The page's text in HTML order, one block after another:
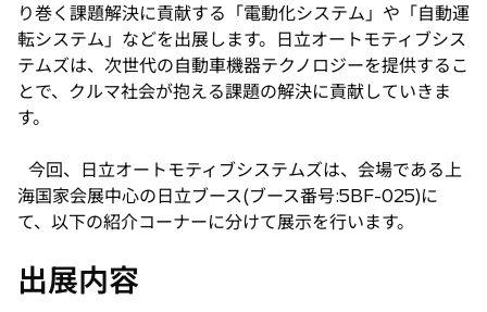
り巻く課題解決に貢献する「電動化システム」や「自動運
転システム」などを出展します。日立オートモティブシス
テムズは、次世代の自動車機器テクノロジーを提供するこ
とで、クルマ社会が抱える課題の解決に貢献していきま
す。
今回、日立オートモティブシステムズは、会場である上
海国家会展中心の日立ブース(ブース番号:5BF-025)に
て、以下の紹介コーナーに分けて展示を行います。
出展内容